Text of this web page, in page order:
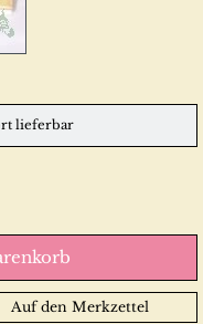
lieferbar
Auf den Merkzettel